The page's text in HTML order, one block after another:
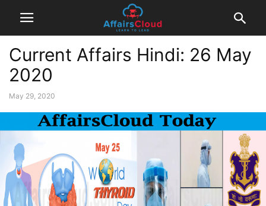
Current Affairs Hindi: 26 May
2020
May 29, 2020